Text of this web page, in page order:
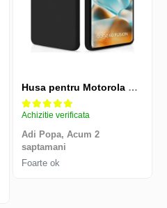
Husa pentru Motorola Edge 60 Fusion din sIlicon catifelat cu interior din microfibra si protectie la camere - Negru
Achizitie verificata
Adi Popa, Acum 2
saptamani
Foarte ok